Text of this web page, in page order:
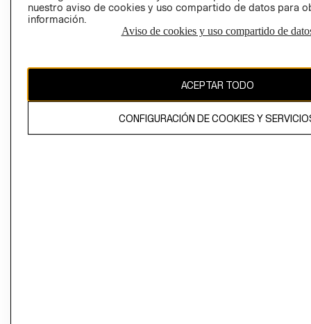
propiedad de H&M Hennes & Mauritz AB
nuestro aviso de cookies y uso compartido de datos para
información.
Aviso de cookies y uso compartido de
ACEPTAR TODO
CONFIGURACIÓN DE COOKIES Y